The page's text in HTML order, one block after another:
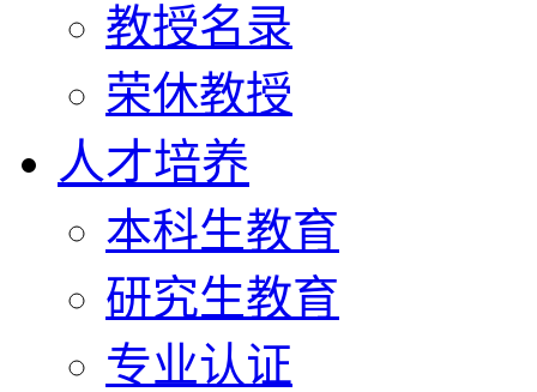
教授名录
荣休教授
人才培养
本科生教育
研究生教育
专业认证